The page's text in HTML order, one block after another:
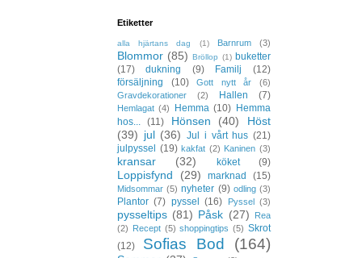
Etiketter
alla hjärtans dag (1) Barnrum (3)
Blommor (85) Bröllop (1) buketter
(17)
dukning (9) Familj
(12)
försäljning
(10) Gott nytt år
(6)
Gravdekorationer
(2) Hallen (7)
Hemlagat (4) Hemma (10) Hemma
hos...
(11) Hönsen (40)
Höst
(39) jul (36) Jul i vårt hus (21)
julpyssel
(19) kakfat (2) Kaninen (3)
kransar (32) köket (9)
Loppisfynd (29) marknad (15)
Midsommar (5) nyheter (9) odling (3)
Plantor (7) pyssel (16) Pyssel (3)
pysseltips (81) Påsk (27)
Rea
(2) Recept (5) shoppingtips (5) Skrot
(12)
Sofias Bod (164)